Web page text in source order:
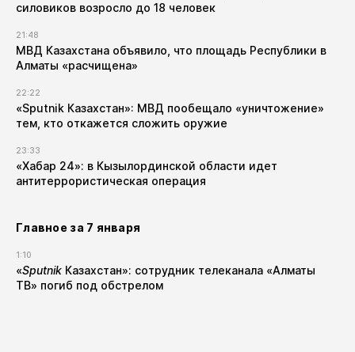
силовиков возросло до 18 человек
21:48
МВД Казахстана объявило, что площадь Республики в
Алматы «расчищена»
22:22
«Sputnik Казахстан»: МВД пообещало «уничтожение»
тем, кто откажется сложить оружие
23:33
«Хабар 24»: в Кызылординской области идет
антитеррористическая операция
Главное за 7 января
1:10
«Sputnik Казахстан»: сотрудник телеканала «Алматы
ТВ» погиб под обстрелом